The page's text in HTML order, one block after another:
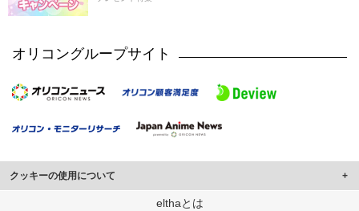
オリコングループサイト
クッキーの使用について
このサイトでは Cookie を使用して、ユーザーに合わせたコンテンツや広告の
elthaとは